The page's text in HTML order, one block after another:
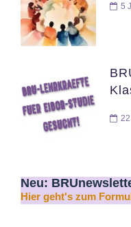
5
Neu:
Hier geht's zum